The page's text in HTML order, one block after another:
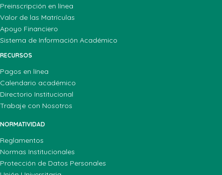
Preinscripción en línea
Valor de las Matrículas
Apoyo Financiero
Sistema de Información Académico
RECURSOS
Pagos en línea
Calendario académico
Directorio Institucional
Trabaje con Nosotros
NORMATIVIDAD
Reglamentos
Normas Institucionales
Protección de Datos Personales